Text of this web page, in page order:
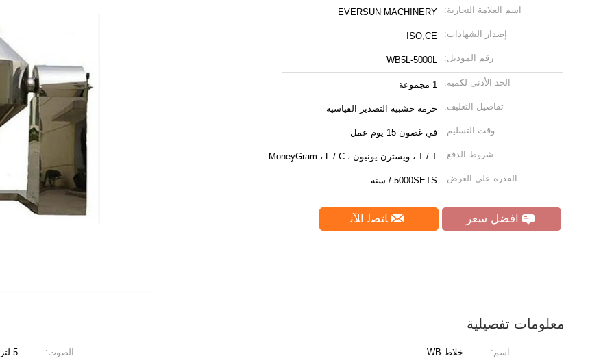
اسم العلامة التجارية: EVERSUN MACHINERY
إصدار الشهادات: ISO,CE
رقم الموديل: WB5L-5000L
الحد الأدنى لكمية: 1 مجموعة
تفاصيل التغليف: حزمة خشبية التصدير القياسية
وقت التسليم: في غضون 15 يوم عمل
شروط الدفع: T / T ، ويسترن يونيون ، MoneyGram ، L / C.
القدرة على العرض: 5000SETS / سنة
افضل سعر ﺎﺘﺼﻟ ﺍﻶﻧ
معلومات تفصيلية
اسم: خلاط WB الصوت:
5 لتر - 5000 لتر